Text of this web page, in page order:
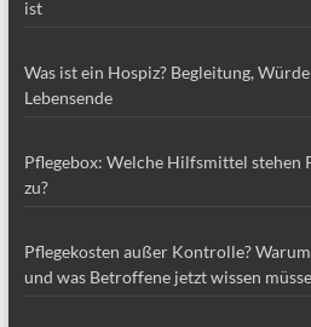
ist
Was ist ein Hospiz? Begleitung,
Lebensende
Pflegebox: Welche Hilfsmittel stehen
zu?
Pflegekosten außer Kontrolle?
und was Betroffene jetzt wissen